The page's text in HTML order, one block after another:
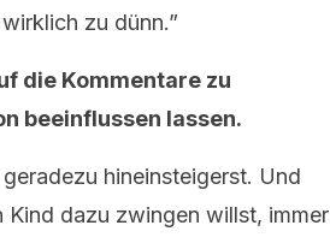
zu dünn.”
die Kommentare zu
beeinflussen lassen.
hineinsteigerst. Und
dazu zwingen willst, immer